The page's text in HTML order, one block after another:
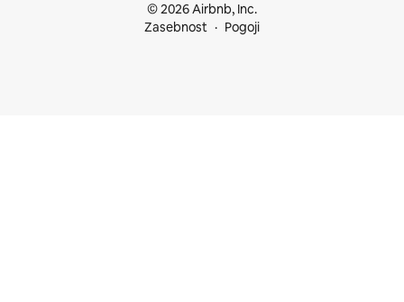
© 2026 Airbnb, Inc.
Zasebnost
Pogoji